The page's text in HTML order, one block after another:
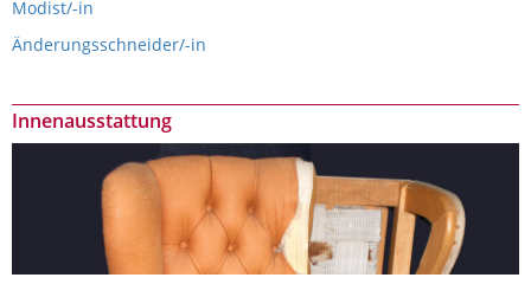
Modist/-in
Änderungsschneider/-in
Innenausstattung